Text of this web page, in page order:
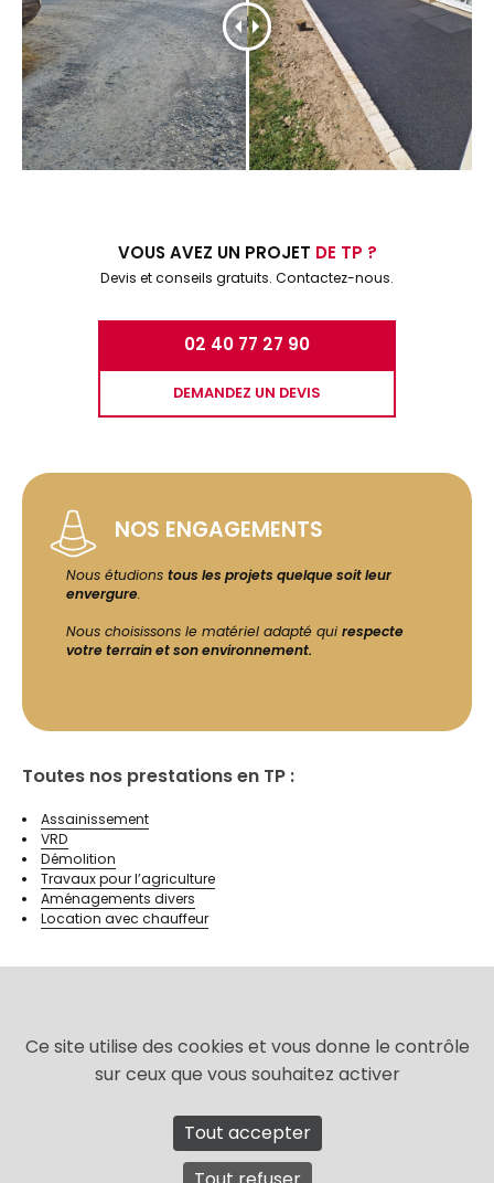
VOUS AVEZ UN PROJET DE TP ?
Devis et conseils gratuits. Contactez-nous.
02 40 77 27 90
DEMANDEZ UN DEVIS
NOS ENGAGEMENTS
Nous étudions tous les projets quelque soit leur
envergure.
Nous choisissons le matériel adapté qui respecte
votre terrain et son environnement.
Toutes nos prestations en TP :
Assainissement
VRD
Démolition
Travaux pour l’agriculture
Aménagements divers
Location avec chauffeur
02 40 77 27 90
Ce site utilise des cookies et vous donne le contrôle
sur ceux que vous souhaitez activer
Tout accepter